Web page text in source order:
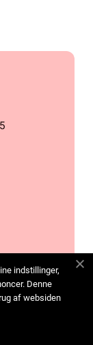
indstillinger,
Denne
af websiden